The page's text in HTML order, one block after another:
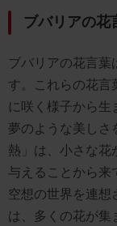
ブバリアの花
ブバリアの花言
す。これらの花
に咲く様子から
夢のような美しさ
熱」は、小さな花
与えることから
空想の世界を連想
は、多くの花が集